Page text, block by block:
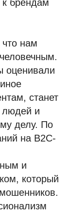
брендам
нам
оценивали
станет
и
делу. По
на B2C-
и
который